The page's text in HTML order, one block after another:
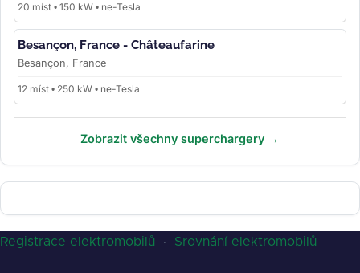
20 míst • 150 kW • ne-Tesla
Besançon, France - Châteaufarine
Besançon, France
12 míst • 250 kW • ne-Tesla
Zobrazit všechny superchargery →
Registrace elektromobilů · Srovnání elektromobilů